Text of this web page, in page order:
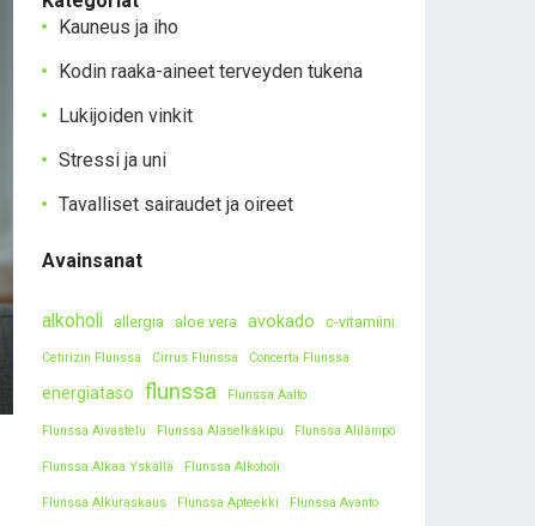
Kauneus ja iho
Kodin raaka-aineet terveyden tukena
Lukijoiden vinkit
Stressi ja uni
Tavalliset sairaudet ja oireet
Avainsanat
alkoholi allergia aloe vera avokado c-vitamiini
Cetirizin Flunssa Cirrus Flunssa Concerta Flunssa
energiataso flunssa Flunssa Aalto
Flunssa Aivastelu Flunssa Alaselkäkipu Flunssa Alilämpö
Flunssa Alkaa Yskällä Flunssa Alkoholi
Flunssa Alkuraskaus Flunssa Apteekki Flunssa Avanto